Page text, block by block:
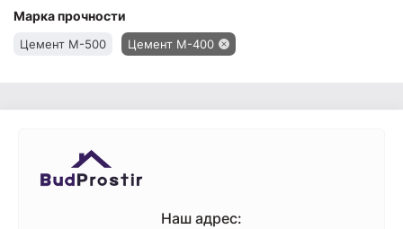
Марка прочности
Цемент М-500 Цемент М-400
Наш адрес: